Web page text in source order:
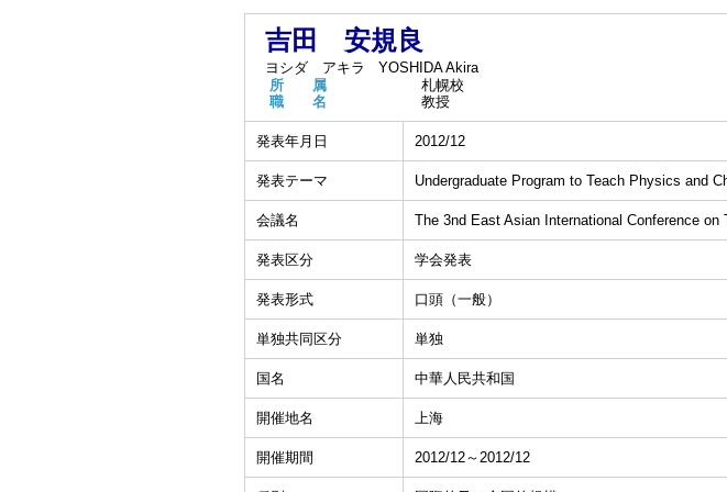
吉田 安規良
ヨシダ アキラ
YOSHIDA Akira
所 属
札幌校
職 名
教授
発表年月日 2012/12
発表テーマ Undergraduate Program to Teach Physics and
会議名 The 3nd East Asian International Conference on
発表区分 学会発表
発表形式 口頭（一般）
単独共同区分 単独
国名 中華人民共和国
開催地名 上海
開催期間 2012/12～2012/12